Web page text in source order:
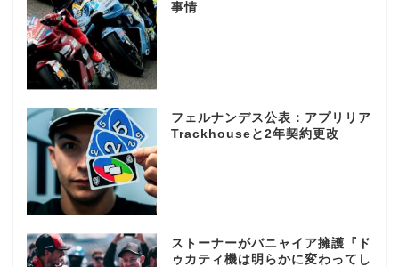
事情
フェルナンデス公表：アプリリア
Trackhouseと2年契約更改
ストーナーがバニャイア擁護『ド
ゥカティ機は明らかに変わってし